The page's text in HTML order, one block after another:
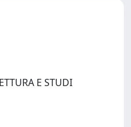
E STUDI